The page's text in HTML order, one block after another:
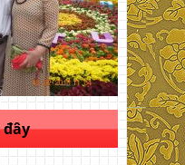
đây